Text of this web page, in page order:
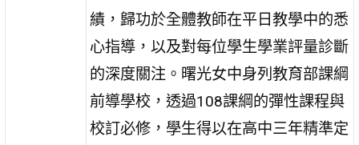
績，歸功於全體教師在平日教學中的悉
心指導，以及對每位學生學業評量診斷
的深度關注。曙光女中身列教育部課綱
前導學校，透過108課綱的彈性課程與
校訂必修，學生得以在高中三年精準定